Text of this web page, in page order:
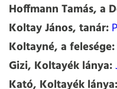
Hoffmann Tamás, a
Koltay János, tanár:
Koltayné, a felesége:
Gizi, Koltayék lánya:
Kató, Koltayék lánya: